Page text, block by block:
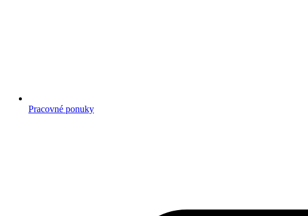
Pracovné ponuky